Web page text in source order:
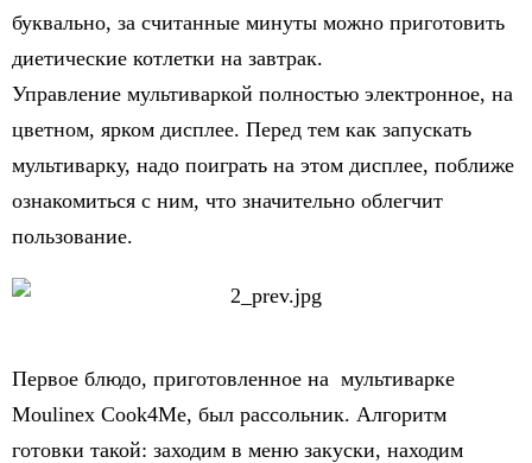
буквально, за считанные минуты можно приготовить
диетические котлетки на завтрак.
Управление мультиваркой полностью электронное, на
цветном, ярком дисплее. Перед тем как запускать
мультиварку, надо поиграть на этом дисплее, поближе
ознакомиться с ним, что значительно облегчит
пользование.
Первое блюдо, приготовленное на мультиварке
Moulinex Cook4Me, был рассольник. Алгоритм
готовки такой: заходим в меню закуски, находим